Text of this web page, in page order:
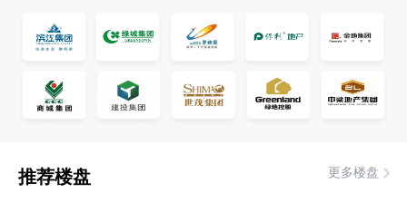
推荐楼盘 更多楼盘